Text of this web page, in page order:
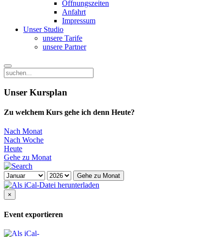
Öffnungszeiten
Anfahrt
Impressum
Unser Studio
unsere Tarife
unsere Partner
Unser Kursplan
Zu welchem Kurs gehe ich denn Heute?
Nach Monat
Nach Woche
Heute
Gehe zu Monat
Gehe zu Monat
×
Event exportieren